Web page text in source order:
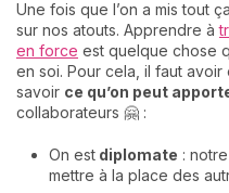
Une fois que l’on a mis tout
sur nos atouts. Apprendre à
en force est quelque chose
en soi. Pour cela, il faut
savoir ce qu’on peut
collaborateurs 🤗 :
On est diplomate :
mettre à la place des